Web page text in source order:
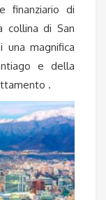
finanziario di
collina di San
magnifica
e della
.